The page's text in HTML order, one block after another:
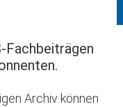
Fachbeiträgen
Archiv können